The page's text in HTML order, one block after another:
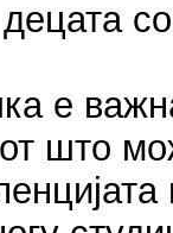
децата
е
што